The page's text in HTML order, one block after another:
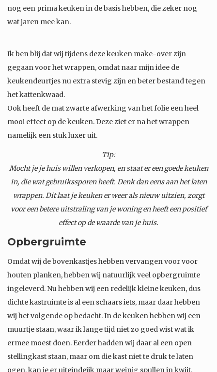
nog een prima keuken in de basis hebben, die zeker nog
wat jaren mee kan.
Ik ben blij dat wij tijdens deze keuken make-over zijn
gegaan voor het wrappen, omdat naar mijn idee de
keukendeurtjes nu extra stevig zijn en beter bestand tegen
het kattenkwaad.
Ook heeft de mat zwarte afwerking van het folie een heel
mooi effect op de keuken. Deze ziet er na het wrappen
namelijk een stuk luxer uit.
Tip:
Mocht je je huis willen verkopen, en staat er een goede keuken
in, die wat gebruikssporen heeft. Denk dan eens aan het laten
wrappen. Dit laat je keuken er weer als nieuw uitzien, zorgt
voor een betere uitstraling van je woning en heeft een positief
effect op de waarde van je huis.
Opbergruimte
Omdat wij de bovenkastjes hebben vervangen voor voor
houten planken, hebben wij natuurlijk veel opbergruimte
ingeleverd. Nu hebben wij een redelijk kleine keuken, dus
dichte kastruimte is al een schaars iets, maar daar hebben
wij het volgende op bedacht. In de keuken hebben wij een
muurtje staan, waar ik lange tijd niet zo goed wist wat ik
ermee moest doen. Eerder hadden wij daar al een open
stellingkast staan, maar om die kast niet te druk te laten
ogen, kan je er uiteindeijk maar weinig spullen in kwijt.